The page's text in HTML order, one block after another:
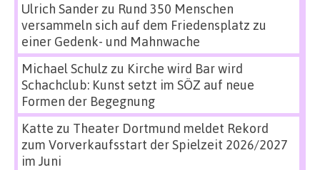
Ulrich Sanderzu Rund 350 Menschen
versammeln sich auf dem Friedensplatz zu
einer Gedenk- und Mahnwache
Michael Schulz zu Kirche wird Bar wird
Schachclub: Kunst setzt im SÖZ auf neue
Formen der Begegnung
Katte zu Theater Dortmund meldet Rekord
zum Vorverkaufsstart der Spielzeit 2026/2027
im Juni